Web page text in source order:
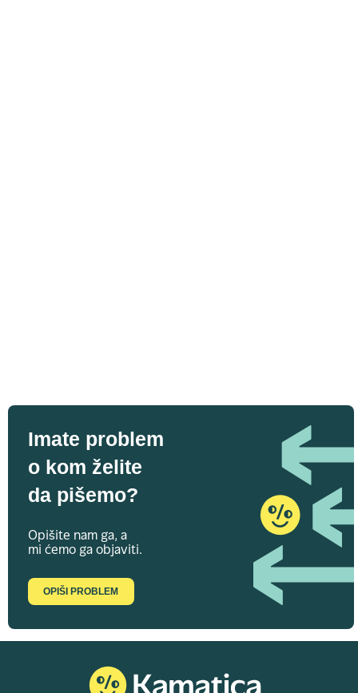
Imate problem
o kom želite
da pišemo?
Opišite nam ga, a
mi ćemo ga objaviti.
OPIŠI PROBLEM